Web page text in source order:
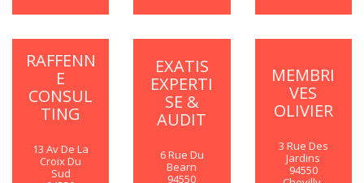
RAFFENN
E
CONSUL
TING
13 Av De La
Croix Du
Sud
EXATIS
EXPERTI
SE &
AUDIT
6 Rue Du
Bearn
94550
MEMBRI
VES
OLIVIER
3 Rue Des
Jardins
94550